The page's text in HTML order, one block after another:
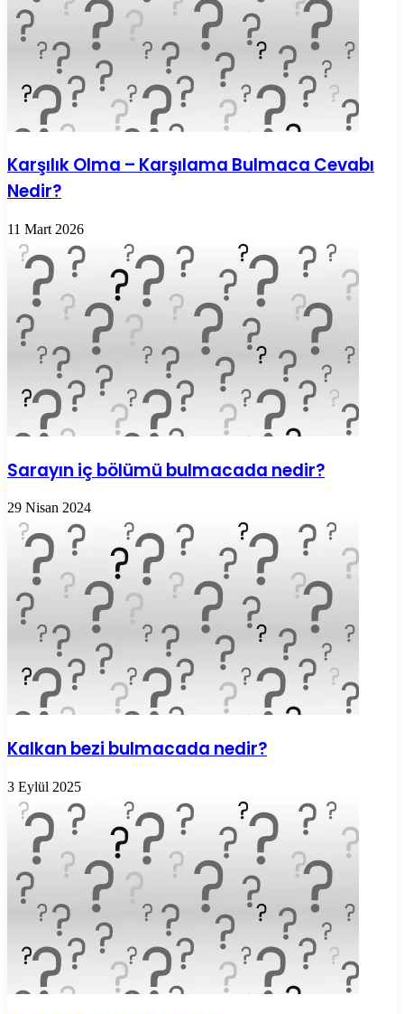
Karşılık Olma – Karşılama Bulmaca Cevabı
Nedir?
11 Mart 2026
Sarayın iç bölümü bulmacada nedir?
29 Nisan 2024
Kalkan bezi bulmacada nedir?
3 Eylül 2025